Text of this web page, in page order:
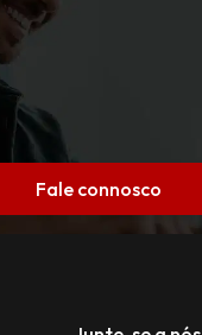
Fale connosco